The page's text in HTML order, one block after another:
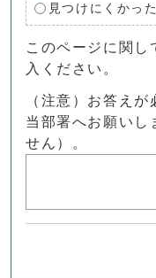
見つけにくかった
このページに関
入ください。
（注意）お答え
当部署へお願いし
せん）。